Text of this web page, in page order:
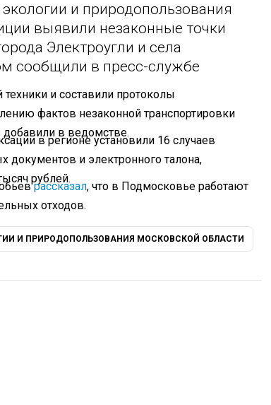
и природопользования
выявили незаконные точки
Электроугли и села
сообщили в пресс-службе
и составили протоколы
фактов незаконной транспортировки
добавили в ведомстве.
в регионе установили 16 случаев
и электронного талона,
рублей.
рассказал, что в Подмосковье работают
отходов.
И ПРИРОДОПОЛЬЗОВАНИЯ МОСКОВСКОЙ ОБЛАСТИ